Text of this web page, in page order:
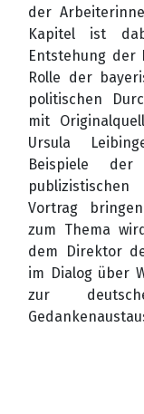
der
Kapitel ist
Entstehung der
Rolle der
politischen
mit
Ursula
Beispiele
Vortrag
zum Thema
dem Direktor
im Dialog über
zur